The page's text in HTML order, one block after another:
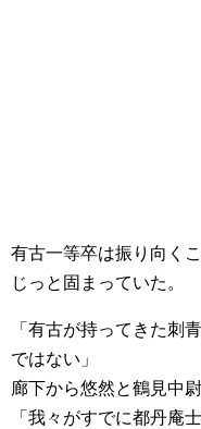
有古一等卒は振り向く
じっと固まっていた。
「有古が持ってきた刺
ではない」
廊下から悠然と鶴見中尉
「我々がすでに都丹庵